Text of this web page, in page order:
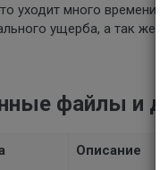
уходит много
ущерба, а так
файлы и
Описание